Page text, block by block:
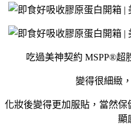
吃過美神契約 MSPP®超
變得很細緻
化妝後變得更加服貼，當然
顯